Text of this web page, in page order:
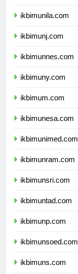
ikbimunila.com
ikbimunj.com
ikbimunnes.com
ikbimuny.com
ikbimum.com
ikbimunesa.com
ikbimunimed.com
ikbimunram.com
ikbimunsri.com
ikbimuntad.com
ikbimunp.com
ikbimunsoed.com
ikbimuns.com